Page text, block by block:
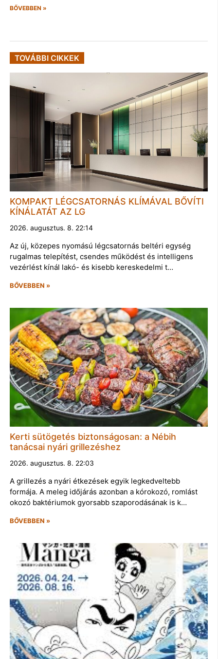
BŐVEBBEN »
TOVÁBBI CIKKEK
KOMPAKT LÉGCSATORNÁS KLÍMÁVAL BŐVÍTI
KÍNÁLATÁT AZ LG
2026. augusztus. 8. 22:14
Az új, közepes nyomású légcsatornás beltéri egység
rugalmas telepítést, csendes működést és intelligens
vezérlést kínál lakó- és kisebb kereskedelmi t…
BŐVEBBEN »
Kerti sütögetés biztonságosan: a Nébih
tanácsai nyári grillezéshez
2026. augusztus. 8. 22:03
A grillezés a nyári étkezések egyik legkedveltebb
formája. A meleg időjárás azonban a kórokozó, romlást
okozó baktériumok gyorsabb szaporodásának is k…
BŐVEBBEN »